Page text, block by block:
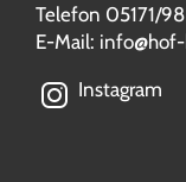
Telefon 05171/
E-Mail:
Instagram